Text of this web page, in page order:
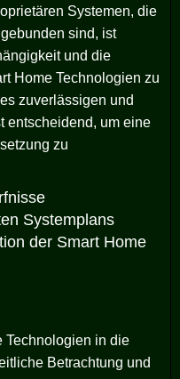
Systemen, die
sind, ist
und die
Home Technologien zu
zuverlässigen und
entscheidend, um eine
zu
Systemplans
der Smart Home
Technologien in die
Betrachtung und